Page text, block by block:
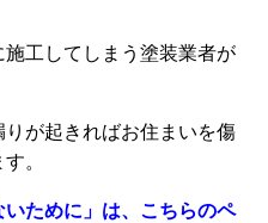
工してしまう塗装業者が
が起きればお住まいを傷
。
いために」は、こちらのペ